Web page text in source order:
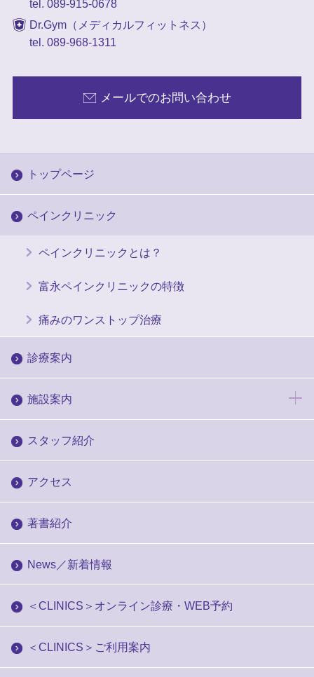
tel. 089-915-0678
Dr.Gym（メディカルフィットネス）
tel. 089-968-1311
メールでのお問い合わせ
トップページ
ペインクリニック
ペインクリニックとは？
富永ペインクリニックの特徴
痛みのワンストップ治療
診療案内
施設案内
スタッフ紹介
アクセス
著書紹介
News／新着情報
＜CLINICS＞オンライン診療・WEB予約
＜CLINICS＞ご利用案内